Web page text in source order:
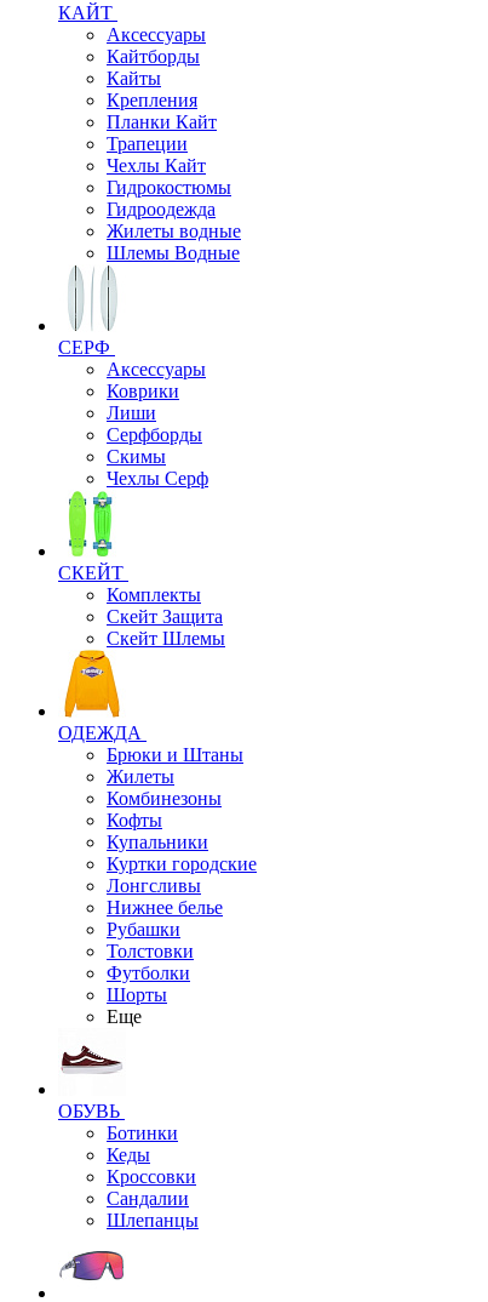
КАЙТ
Аксессуары
Кайтборды
Кайты
Крепления
Планки Кайт
Трапеции
Чехлы Кайт
Гидрокостюмы
Гидроодежда
Жилеты водные
Шлемы Водные
СЕРФ
Аксессуары
Коврики
Лиши
Серфборды
Скимы
Чехлы Cерф
СКЕЙТ
Комплекты
Скейт Защита
Скейт Шлемы
ОДЕЖДА
Брюки и Штаны
Жилеты
Комбинезоны
Кофты
Купальники
Куртки городские
Лонгсливы
Нижнее белье
Рубашки
Толстовки
Футболки
Шорты
Еще
ОБУВЬ
Ботинки
Кеды
Кроссовки
Сандалии
Шлепанцы